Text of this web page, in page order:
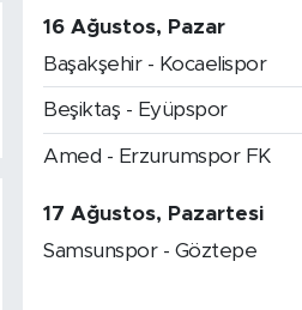
16 Ağustos, Pazar
Başakşehir - Kocaelispor
Beşiktaş - Eyüpspor
Amed - Erzurumspor FK
17 Ağustos, Pazartesi
Samsunspor - Göztepe